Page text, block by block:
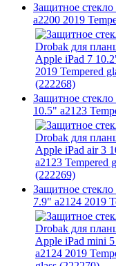
Защитное
a2200 2019
Защитное
10.5" a2123
Защитное
7.9" a2124 2019